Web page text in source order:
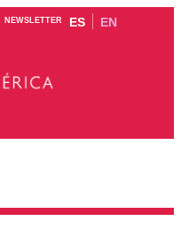
NEWSLETTER ES EN